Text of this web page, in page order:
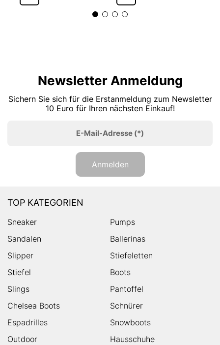
Newsletter Anmeldung
Sichern Sie sich für die Erstanmeldung zum Newsletter
10 Euro für Ihren nächsten Einkauf!
E-Mail-Adresse (*)
Anmelden
TOP KATEGORIEN
Sneaker
Pumps
Sandalen
Ballerinas
Slipper
Stiefeletten
Stiefel
Boots
Slings
Pantoffel
Chelsea Boots
Schnürer
Espadrilles
Snowboots
Outdoor
Hausschuhe